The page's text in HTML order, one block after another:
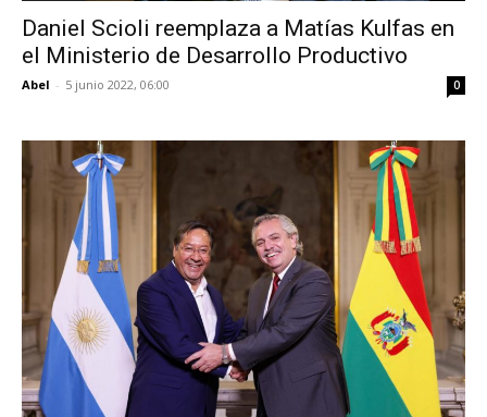
Daniel Scioli reemplaza a Matías Kulfas en
el Ministerio de Desarrollo Productivo
Abel - 5 junio 2022, 06:00 0